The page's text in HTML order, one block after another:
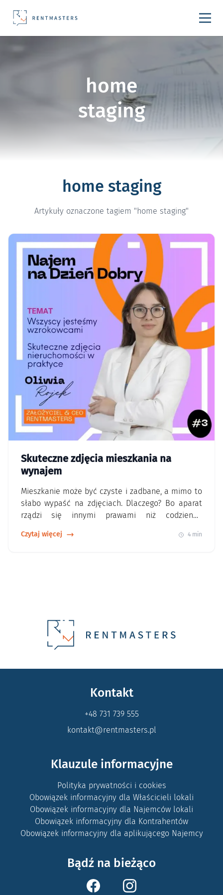
home
staging
home staging
Artykuły oznaczone tagiem "home staging"
Skuteczne zdjęcia mieszkania na
wynajem
Mieszkanie może być czyste i zadbane, a mimo to
słabo wypaść na zdjęciach. Dlaczego? Bo aparat
rządzi się innymi prawami niż codzienne
porządek wizualny, czytelna funkcja
Czytaj więcej 4 min
Kontakt
+48 731 739 555
kontakt@rentmasters.pl
Klauzule informacyjne
Polityka prywatności i cookies
Obowiązek informacyjny dla Właścicieli lokali
Obowiązek informacyjny dla Najemców lokali
Obowiązek informacyjny dla Kontrahentów
Obowiązek informacyjny dla aplikującego Najemcy
Bądź na bieżąco